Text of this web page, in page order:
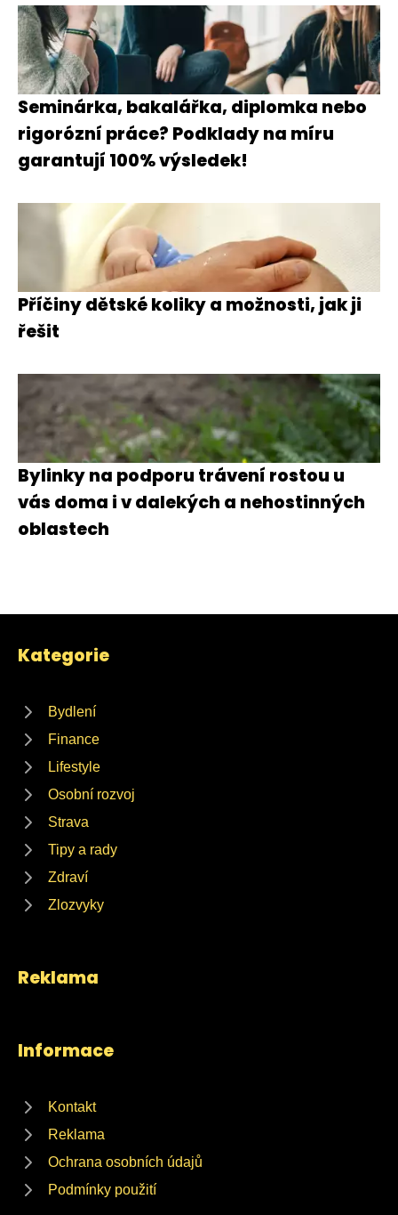
Seminárka, bakalářka, diplomka nebo
rigorózní práce? Podklady na míru
garantují 100% výsledek!
Příčiny dětské koliky a možnosti, jak ji
řešit
Bylinky na podporu trávení rostou u
vás doma i v dalekých a nehostinných
oblastech
Kategorie
Bydlení
Finance
Lifestyle
Osobní rozvoj
Strava
Tipy a rady
Zdraví
Zlozvyky
Reklama
Informace
Kontakt
Reklama
Ochrana osobních údajů
Podmínky použití